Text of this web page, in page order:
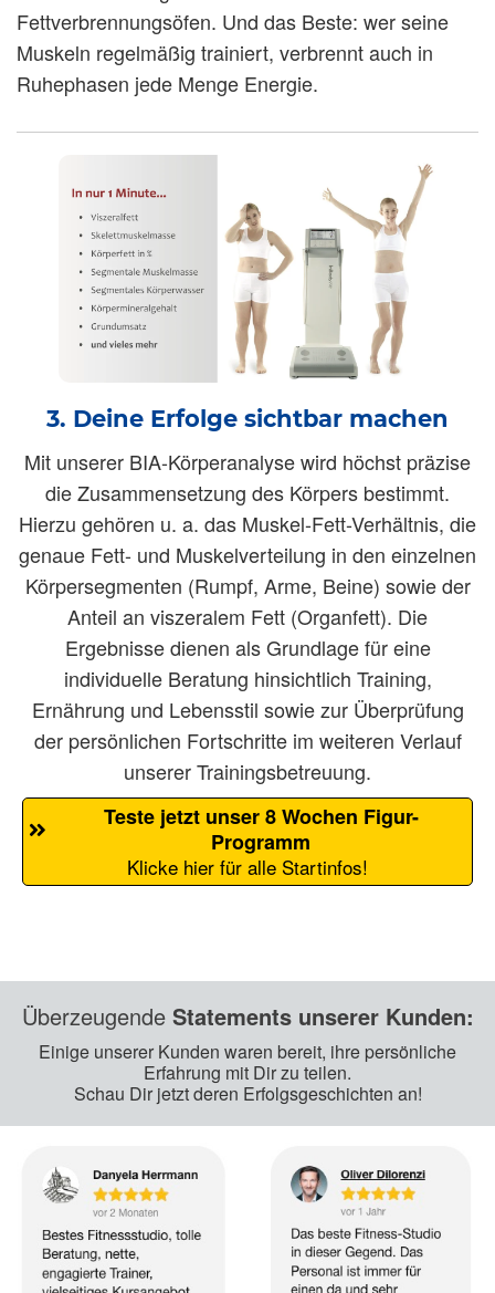
Fettverbrennungsöfen. Und das Beste: wer seine
Muskeln regelmäßig trainiert, verbrennt auch in
Ruhephasen jede Menge Energie.
3. Deine Erfolge sichtbar machen
Mit unserer BIA-Körperanalyse wird höchst präzise
die Zusammensetzung des Körpers bestimmt.
Hierzu gehören u. a. das Muskel-Fett-Verhältnis, die
genaue Fett- und Muskelverteilung in den einzelnen
Körpersegmenten (Rumpf, Arme, Beine) sowie der
Anteil an viszeralem Fett (Organfett). Die
Ergebnisse dienen als Grundlage für eine
individuelle Beratung hinsichtlich Training,
Ernährung und Lebensstil sowie zur Überprüfung
der persönlichen Fortschritte im weiteren Verlauf
unserer Trainingsbetreuung.
Teste jetzt unser 8 Wochen Figur-
Programm
Klicke hier für alle Startinfos!
Überzeugende Statements unserer Kunden:
Einige unserer Kunden waren bereit, ihre persönliche
Erfahrung mit Dir zu teilen.
Schau Dir jetzt deren Erfolgsgeschichten an!